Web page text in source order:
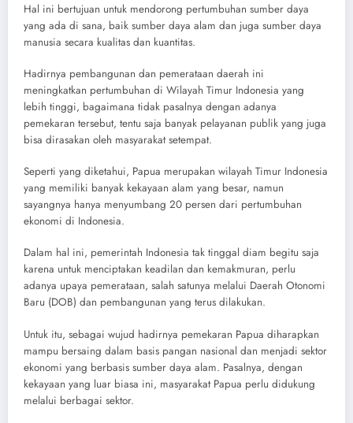
Hal ini bertujuan untuk mendorong pertumbuhan sumber daya
yang ada di sana, baik sumber daya alam dan juga sumber daya
manusia secara kualitas dan kuantitas.
Hadirnya pembangunan dan pemerataan daerah ini
meningkatkan pertumbuhan di Wilayah Timur Indonesia yang
lebih tinggi, bagaimana tidak pasalnya dengan adanya
pemekaran tersebut, tentu saja banyak pelayanan publik yang juga
bisa dirasakan oleh masyarakat setempat.
Seperti yang diketahui, Papua merupakan wilayah Timur Indonesia
yang memiliki banyak kekayaan alam yang besar, namun
sayangnya hanya menyumbang 20 persen dari pertumbuhan
ekonomi di Indonesia.
Dalam hal ini, pemerintah Indonesia tak tinggal diam begitu saja
karena untuk menciptakan keadilan dan kemakmuran, perlu
adanya upaya pemerataan, salah satunya melalui Daerah Otonomi
Baru (DOB) dan pembangunan yang terus dilakukan.
Untuk itu, sebagai wujud hadirnya pemekaran Papua diharapkan
mampu bersaing dalam basis pangan nasional dan menjadi sektor
ekonomi yang berbasis sumber daya alam. Pasalnya, dengan
kekayaan yang luar biasa ini, masyarakat Papua perlu didukung
melalui berbagai sektor.